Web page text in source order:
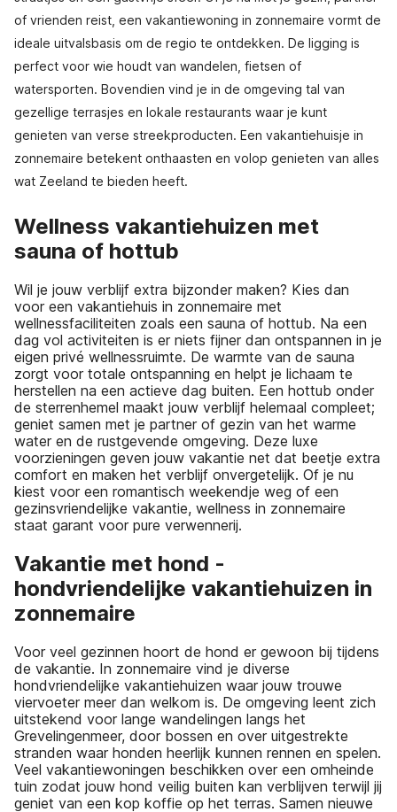
of vrienden reist, een vakantiewoning in zonnemaire vormt de
ideale uitvalsbasis om de regio te ontdekken. De ligging is
perfect voor wie houdt van wandelen, fietsen of
watersporten. Bovendien vind je in de omgeving tal van
gezellige terrasjes en lokale restaurants waar je kunt
genieten van verse streekproducten. Een vakantiehuisje in
zonnemaire betekent onthaasten en volop genieten van alles
wat Zeeland te bieden heeft.
Wellness vakantiehuizen met
sauna of hottub
Wil je jouw verblijf extra bijzonder maken? Kies dan
voor een vakantiehuis in zonnemaire met
wellnessfaciliteiten zoals een sauna of hottub. Na een
dag vol activiteiten is er niets fijner dan ontspannen in je
eigen privé wellnessruimte. De warmte van de sauna
zorgt voor totale ontspanning en helpt je lichaam te
herstellen na een actieve dag buiten. Een hottub onder
de sterrenhemel maakt jouw verblijf helemaal compleet;
geniet samen met je partner of gezin van het warme
water en de rustgevende omgeving. Deze luxe
voorzieningen geven jouw vakantie net dat beetje extra
comfort en maken het verblijf onvergetelijk. Of je nu
kiest voor een romantisch weekendje weg of een
gezinsvriendelijke vakantie, wellness in zonnemaire
staat garant voor pure verwennerij.
Vakantie met hond -
hondvriendelijke vakantiehuizen in
zonnemaire
Voor veel gezinnen hoort de hond er gewoon bij tijdens
de vakantie. In zonnemaire vind je diverse
hondvriendelijke vakantiehuizen waar jouw trouwe
viervoeter meer dan welkom is. De omgeving leent zich
uitstekend voor lange wandelingen langs het
Grevelingenmeer, door bossen en over uitgestrekte
stranden waar honden heerlijk kunnen rennen en spelen.
Veel vakantiewoningen beschikken over een omheinde
tuin zodat jouw hond veilig buiten kan verblijven terwijl jij
geniet van een kop koffie op het terras. Samen nieuwe